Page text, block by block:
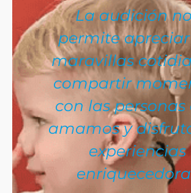
La audición
permite
maravillas
compartir
con las personas
amamos y
experiencias